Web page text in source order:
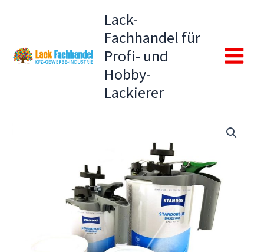
Lack-
Fachhandel für
Profi- und
Hobby-
Lackierer
Main